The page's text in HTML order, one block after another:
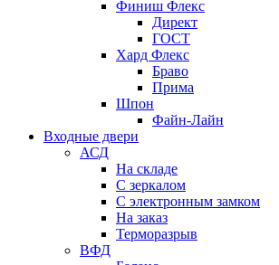
Финиш Флекс
Директ
ГОСТ
Хард Флекс
Браво
Прима
Шпон
Файн-Лайн
Входные двери
АСД
На складе
С зеркалом
С электронным замком
На заказ
Терморазрыв
ВФД